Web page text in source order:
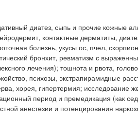
диатез, сыпь и прочие кожные
контактные дерматиты,
болезнь, укусы ос, пчел,
бронхит, ревматизм с
лечения); тошнота и рвота,
психозы, экстрапирамидные
хорея, гипертермия; исследование
период и премедикация (как
анестезии и потенцирования